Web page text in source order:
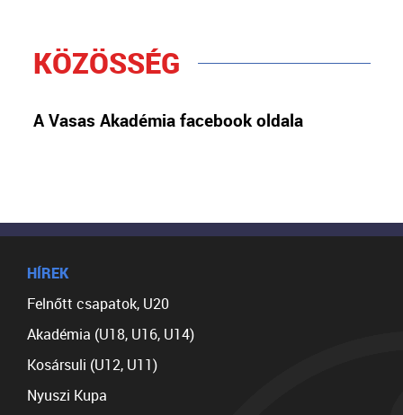
KÖZÖSSÉG
A Vasas Akadémia facebook oldala
HÍREK
Felnőtt csapatok, U20
Akadémia (U18, U16, U14)
Kosársuli (U12, U11)
Nyuszi Kupa